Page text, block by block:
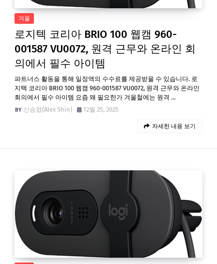
겨울
로지텍 코리아 BRIO 100 웹캠 960-
001587 VU0072, 원격 근무와 온라인 회
의에서 필수 아이템
파트너스 활동을 통해 일정액의 수수료를 제공받을 수 있습니다. 로
지텍 코리아 BRIO 100 웹캠 960-001587 VU0072, 원격 근무와 온라인
회의에서 필수 아이템 요즘 왜 필요한가 겨울철에는 원격 …
신승엽(Alex Shin)
12월 25, 2025
자세한 내용 보기